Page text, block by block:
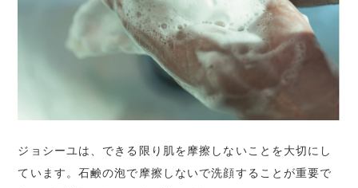
ジョシーユは、できる限り肌を摩擦しないことを大切にし
ています。石鹸の泡で摩擦しないで洗顔することが重要で